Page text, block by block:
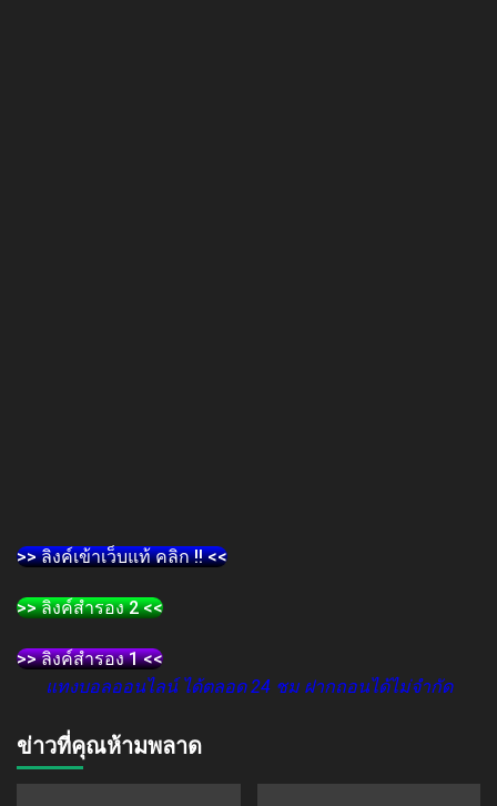
>> ลิงค์เข้าเว็บแท้ คลิก !! <<
>> ลิงค์สำรอง 2 <<
>> ลิงค์สำรอง 1 <<
แทงบอลออนไลน์ ได้ตลอด 24 ชม ฝากถอนได้ไม่จำกัด
ข่าวที่คุณห้ามพลาด